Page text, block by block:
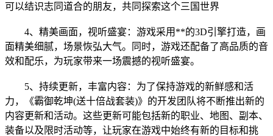
可以结识志同道合的朋友，共同探索这个三国世界
4、精美画面，视听盛宴：游戏采用**的3D引擎打造，画
面精美细腻，场景恢弘大气。同时， 游戏还配备了高品质的音
效和配乐，为玩家带来一场震撼的视听盛宴。
5、持续更新，丰富内容：为了保持游戏的新鲜感和活
力，《霸御乾坤(送十倍战套装)》的开发团队将不断推出新的
内容更新和活动。这些更新可能包括新的职业、地图、副本、
装备以及限时活动等，让玩家在游戏中始终有新的目标和挑